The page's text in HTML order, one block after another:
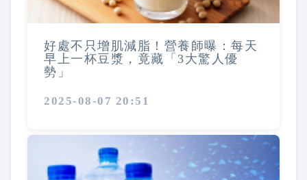
好處不只增肌減脂！營養師曝：每天
早上一杯豆漿，竟藏「3大驚人優
勢」
2025-08-07 20:51